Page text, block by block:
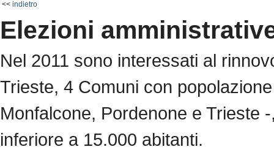
<< indietro
Elezioni
Nel 2011 sono interessati al
Trieste, 4 Comuni con
Monfalcone, Pordenone e Trieste
inferiore a 15.000 abitanti.